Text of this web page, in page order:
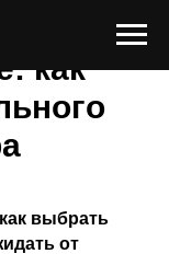
как
выбрать
от